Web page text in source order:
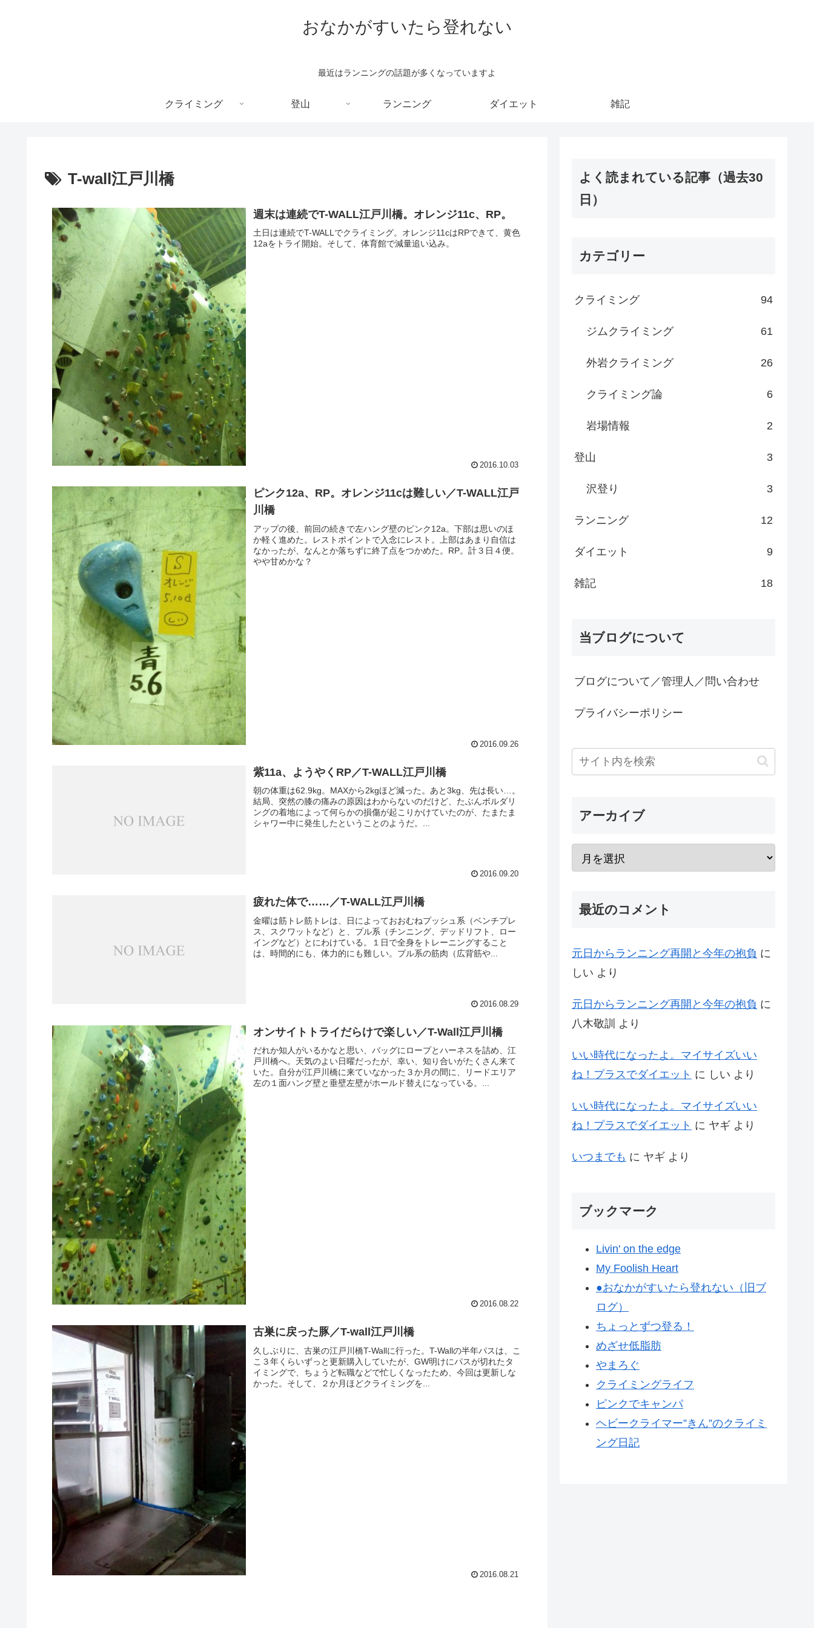
おなかがすいたら登れない
最近はランニングの話題が多くなっていますよ
クライミング 登山 ランニング ダイエット 雑記
T-wall江戸川橋
週末は連続でT-WALL江戸川橋。オレンジ11c、RP。
土日は連続でT-WALLでクライミング。オレンジ11cはRPできて、黄色
12aをトライ開始。そして、体育館で減量追い込み。
2016.10.03
ピンク12a、RP。オレンジ11cは難しい／T-WALL江戸
川橋
アップの後、前回の続きで左ハング壁のピンク12a。下部は思いのほ
か軽く進めた。レストポイントで入念にレスト。上部はあまり自信は
なかったが、なんとか落ちずに終了点をつかめた。RP。計３日４便。
やや甘めかな？
2016.09.26
紫11a、ようやくRP／T-WALL江戸川橋
朝の体重は62.9kg。MAXから2kgほど減った。あと3kg、先は長い…。
結局、突然の膝の痛みの原因はわからないのだけど、たぶんボルダリ
ングの着地によって何らかの損傷が起こりかけていたのが、たまたま
シャワー中に発生したということのようだ。...
2016.09.20
疲れた体で……／T-WALL江戸川橋
金曜は筋トレ筋トレは、日によっておおむねプッシュ系（ベンチプレ
ス、スクワットなど）と、プル系（チンニング、デッドリフト、ロー
イングなど）とにわけている。１日で全身をトレーニングすること
は、時間的にも、体力的にも難しい。プル系の筋肉（広背筋や...
2016.08.29
オンサイトトライだらけで楽しい／T-Wall江戸川橋
だれか知人がいるかなと思い、バッグにロープとハーネスを詰め、江
戸川橋へ。天気のよい日曜だったが、幸い、知り合いがたくさん来て
いた。自分が江戸川橋に来ていなかった３か月の間に、リードエリア
左の１面ハング壁と垂壁左壁がホールド替えになっている。...
2016.08.22
古巣に戻った豚／T-wall江戸川橋
久しぶりに、古巣の江戸川橋T-Wallに行った。T-Wallの半年パスは、こ
こ３年くらいずっと更新購入していたが、GW明けにパスが切れたタ
イミングで、ちょうど転職などで忙しくなったため、今回は更新しな
かった。そして、２か月ほどクライミングを...
2016.08.21
よく読まれている記事（過去30
日）
カテゴリー
クライミング 94
ジムクライミング 61
外岩クライミング 26
クライミング論 6
岩場情報 2
登山 3
沢登り 3
ランニング 12
ダイエット 9
雑記 18
当ブログについて
ブログについて／管理人／問い合わせ
プライバシーポリシー
アーカイブ
最近のコメント
元日からランニング再開と今年の抱負 に
しい より
元日からランニング再開と今年の抱負 に
八木敬訓 より
いい時代になったよ。マイサイズいい
ね！プラスでダイエット に しい より
いい時代になったよ。マイサイズいい
ね！プラスでダイエット に ヤギ より
いつまでも に ヤギ より
ブックマーク
Livin' on the edge
My Foolish Heart
●おなかがすいたら登れない（旧ブ
ログ）
ちょっとずつ登る！
めざせ低脂肪
やまろぐ
クライミングライフ
ピンクでキャンパ
ヘビークライマー”きん”のクライミ
ング日記